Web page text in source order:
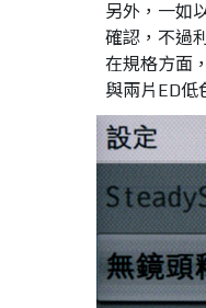
另外，一如
確認，不過
在規格方面
與兩片ED低